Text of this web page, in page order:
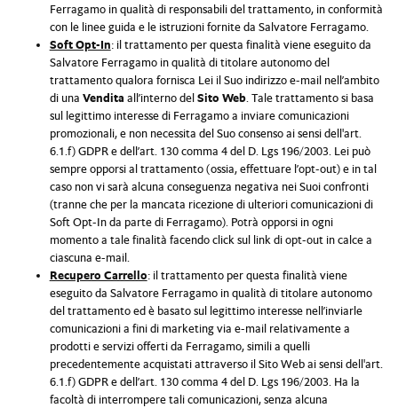
Ferragamo in qualità di responsabili del trattamento, in conformità
con le linee guida e le istruzioni fornite da Salvatore Ferragamo.
Soft Opt-In: il trattamento per questa finalità viene eseguito da
Salvatore Ferragamo in qualità di titolare autonomo del
trattamento qualora fornisca Lei il Suo indirizzo e-mail nell’ambito
di una Vendita all’interno delSito Web. Tale trattamento si basa
sul legittimo interesse di Ferragamo a inviare comunicazioni
promozionali, e non necessita del Suo consenso ai sensi dell'art.
6.1.f) GDPR e dell’art. 130 comma 4 del D. Lgs 196/2003. Lei può
sempre opporsi al trattamento (ossia, effettuare l’opt-out) e in tal
caso non vi sarà alcuna conseguenza negativa nei Suoi confronti
(tranne che per la mancata ricezione di ulteriori comunicazioni di
Soft Opt-In da parte di Ferragamo). Potrà opporsi in ogni
momento a tale finalità facendo click sul link di opt-out in calce a
ciascuna e-mail.
Recupero Carrello: il trattamento per questa finalità viene
eseguito da Salvatore Ferragamo in qualità di titolare autonomo
del trattamento ed è basato sul legittimo interesse nell’inviarle
comunicazioni a fini di marketing via e-mail relativamente a
prodotti e servizi offerti da Ferragamo, simili a quelli
precedentemente acquistati attraverso il Sito Web ai sensi dell'art.
6.1.f) GDPR e dell’art. 130 comma 4 del D. Lgs 196/2003. Ha la
facoltà di interrompere tali comunicazioni, senza alcuna